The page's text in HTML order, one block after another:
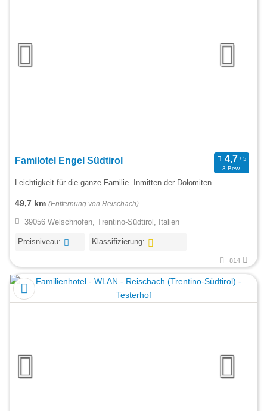
Familotel Engel Südtirol
3 Bew.
Leichtigkeit für die ganze Familie. Inmitten der Dolomiten.
49,7 km (Entfernung von Reischach)
39056 Welschnofen, Trentino-Südtirol, Italien
Preisniveau: Klassifizierung:
814